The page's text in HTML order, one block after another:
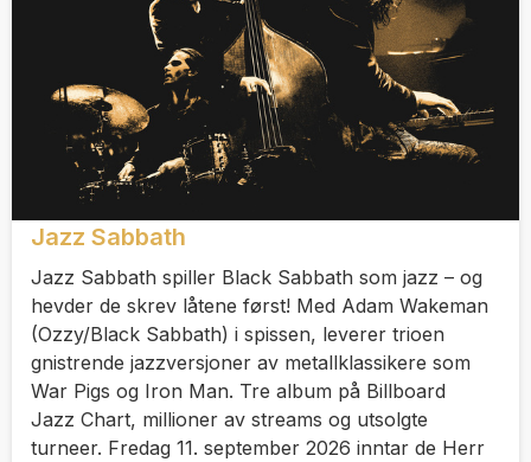
Jazz Sabbath
Jazz Sabbath spiller Black Sabbath som jazz – og
hevder de skrev låtene først! Med Adam Wakeman
(Ozzy/Black Sabbath) i spissen, leverer trioen
gnistrende jazzversjoner av metallklassikere som
War Pigs og Iron Man. Tre album på Billboard
Jazz Chart, millioner av streams og utsolgte
turneer. Fredag 11. september 2026 inntar de Herr